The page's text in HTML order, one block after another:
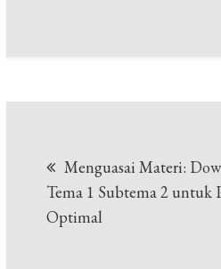
pos
Menguasai Materi:
Tema 1 Subtema 2 untuk
Optimal